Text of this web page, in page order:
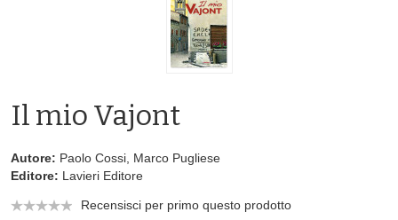
Il mio Vajont
Autore: Paolo Cossi, Marco Pugliese
Editore: Lavieri Editore
Recensisci per primo questo prodotto